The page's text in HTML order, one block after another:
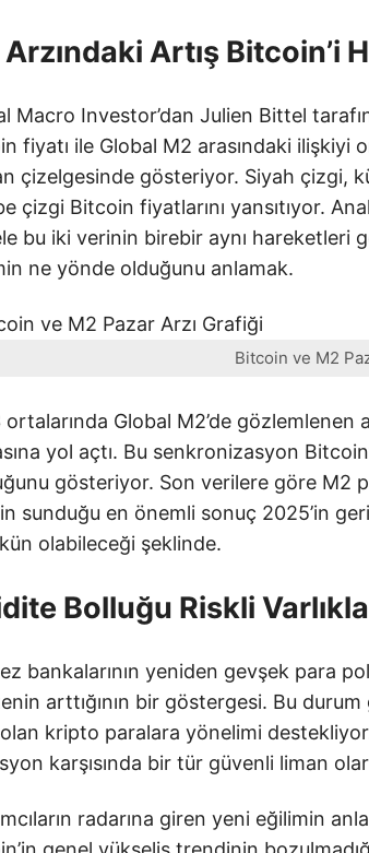
Artış Bitcoin’i
Macro Investor’dan Julien Bittel
fiyatı ile Global M2 arasındaki ilişkiyi
çizelgesinde gösteriyor. Siyah çizgi,
çizgi Bitcoin fiyatlarını yansıtıyor.
bu iki verinin birebir aynı hareketleri
ne yönde olduğunu anlamak.
Bitcoin ve M2
Global M2’de gözlemlenen
yol açtı. Bu senkronizasyon
gösteriyor. Son verilere göre M2
sunduğu en önemli sonuç 2025’in
olabileceği şeklinde.
Bolluğu Riskli
bankalarının yeniden gevşek para
arttığının bir göstergesi. Bu durum
kripto paralara yönelimi destekliyor.
karşısında bir tür güvenli liman
radarına giren yeni eğilimin